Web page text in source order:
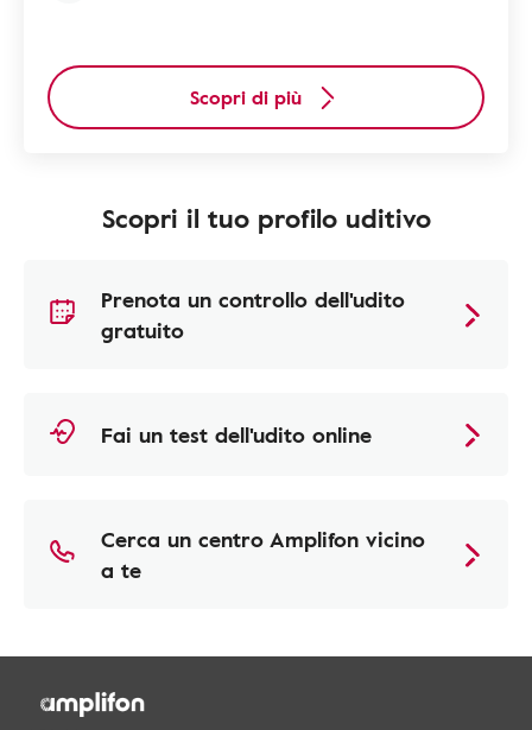
Scopri di più
Scopri il tuo profilo uditivo
Prenota un controllo dell'udito
gratuito
Fai un test dell'udito online
Cerca un centro Amplifon vicino
a te